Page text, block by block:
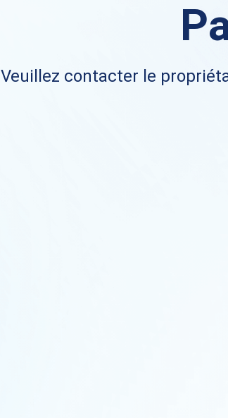
Veuillez contacter le